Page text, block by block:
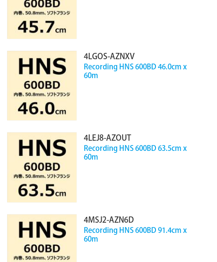
4LGOS-AZNXV
Recording HNS 600BD 46.0cm x
60m
4LEJ8-AZOUT
Recording HNS 600BD 63.5cm x
60m
4MSJ2-AZN6D
Recording HNS 600BD 91.4cm x
60m